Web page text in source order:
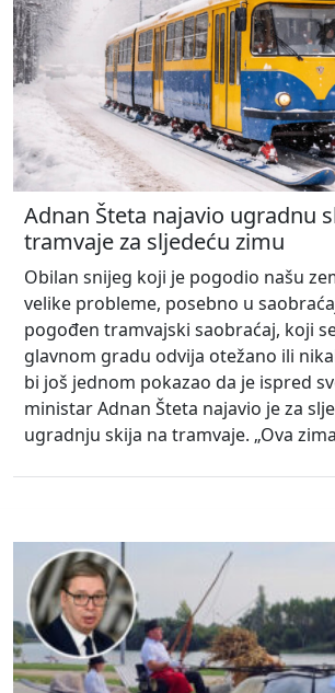
Adnan Šteta najavio ugradnu
tramvaje za sljedeću zimu
Obilan snijeg koji je pogodio našu
velike probleme, posebno u
pogođen tramvajski saobraćaj, koji
glavnom gradu odvija otežano ili
bi još jednom pokazao da je ispred
ministar Adnan Šteta najavio je za
ugradnju skija na tramvaje. „Ova